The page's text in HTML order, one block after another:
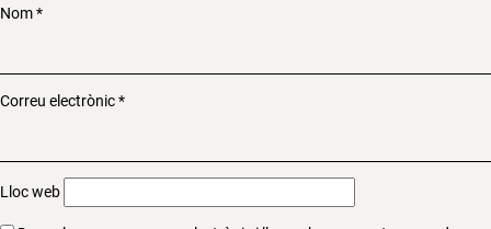
Nom*
Correu electrònic*
Lloc web